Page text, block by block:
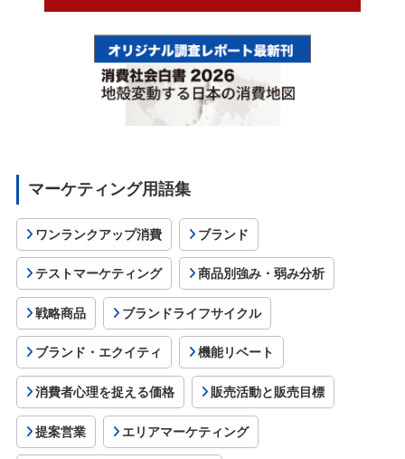
マーケティング用語集
ワンランクアップ消費 ブランド
テストマーケティング 商品別強み・弱み分析
戦略商品 ブランドライフサイクル
ブランド・エクイティ 機能リベート
消費者心理を捉える価格 販売活動と販売目標
提案営業 エリアマーケティング